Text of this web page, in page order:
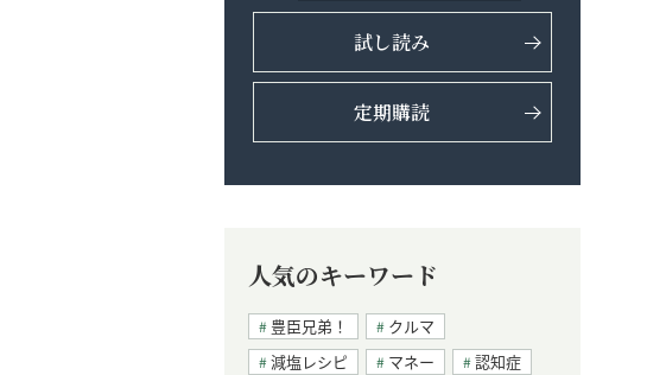
試し読み
定期購読
人気のキーワード
豊臣兄弟！
クルマ
減塩レシピ
マネー
認知症